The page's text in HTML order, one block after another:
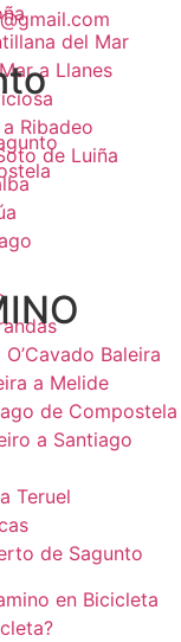
del Mar
a Llanes
Ribadeo
de Luiña
Baleira
a Melide
de Compostela
a Santiago
Teruel
de Sagunto
en Bicicleta